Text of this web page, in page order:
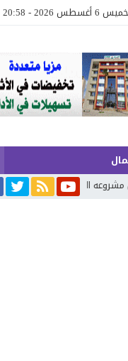
أغسطس 2026 - 20:58 مساءً
عَجِبْتُ لَكَ يَا زَمَن»… الجزء